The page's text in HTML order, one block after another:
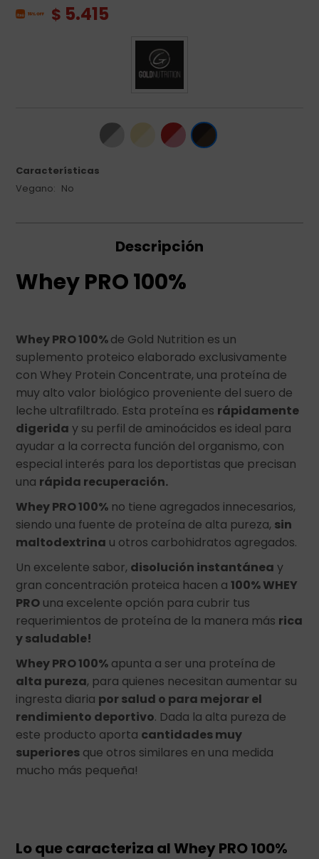
$ 5.415
Características
Vegano
No
Descripción
Whey PRO 100%
Whey PRO 100%de Gold Nutrition es un
suplemento proteico elaborado exclusivamente
con Whey Protein Concentrate, una proteína de
muy alto valor biológico proveniente del suero de
leche ultrafiltrado. Esta proteína es rápidamente
digerida y su perfil de aminoácidos es ideal para
ayudar a la correcta función del organismo, con
especial interés para los deportistas que precisan
una rápida recuperación.
Whey PRO 100% no tiene agregados innecesarios,
siendo una fuente de proteína de alta pureza, sin
maltodextrina u otros carbohidratos agregados.
Un excelente sabor, disolución instantánea y
gran concentración proteica hacen a100% WHEY
PRO una excelente opción para cubrir tus
requerimientos de proteína de la manera más rica
y saludable!
Whey PRO 100% apunta a ser una proteína de
alta pureza, para quienes necesitan aumentar su
ingresta diaria por salud o para mejorar el
rendimiento deportivo. Dada la alta pureza de
este producto aporta cantidades muy
superiores que otros similares en una medida
mucho más pequeña!
Lo que caracteriza al Whey PRO 100%